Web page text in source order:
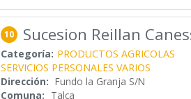
10 Sucesion Reillan
Categoría: PRODUCTOS AGRICOLAS
SERVICIOS PERSONALES VARIOS
Dirección: Fundo la Granja S/N
Comuna: Talca